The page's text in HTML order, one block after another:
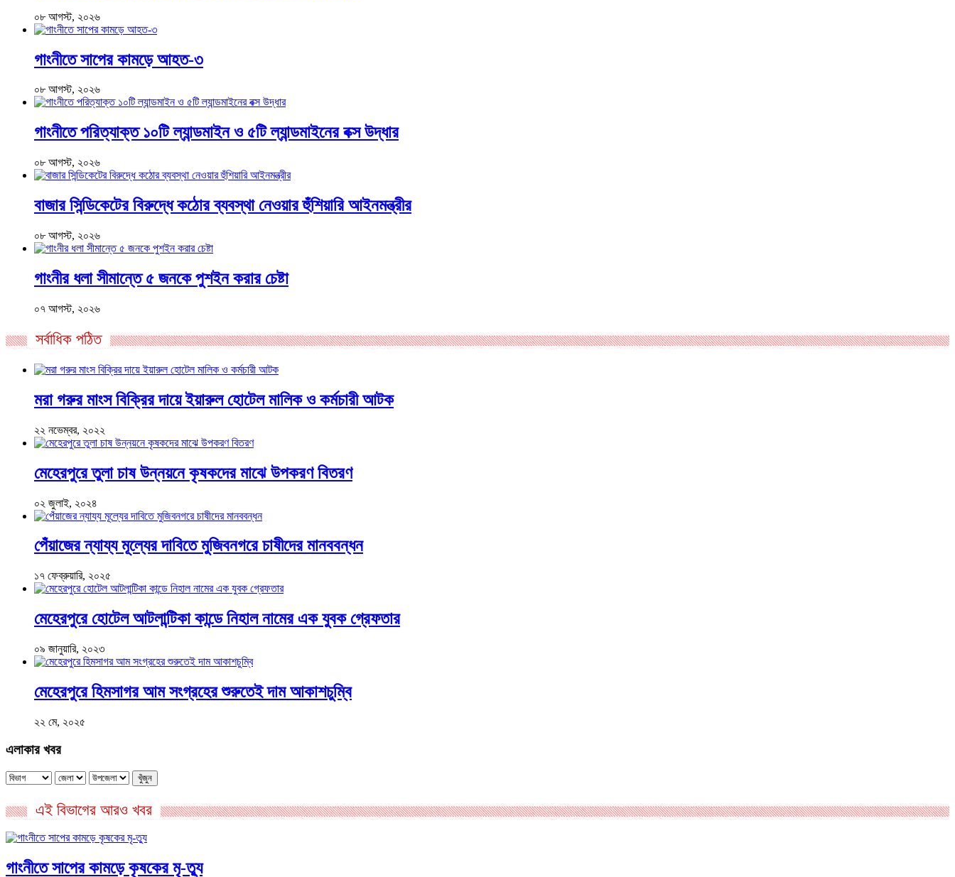
০৮ আগস্ট, ২০২৬
গাংনীতে সাপের কামড়ে আহত-৩
০৮ আগস্ট, ২০২৬
গাংনীতে পরিত্যাক্ত ১০টি ল্যান্ডমাইন ও ৫টি ল্যান্ডমাইনের বক্স উদ্ধার
০৮ আগস্ট, ২০২৬
বাজার সিন্ডিকেটের বিরুদ্ধে কঠোর ব্যবস্থা নেওয়ার হুঁশিয়ারি আইনমন্ত্রীর
০৮ আগস্ট, ২০২৬
গাংনীর ধলা সীমান্তে ৫ জনকে পুশইন করার চেষ্টা
০৭ আগস্ট, ২০২৬
সর্বাধিক পঠিত
মরা গরুর মাংস বিক্রির দায়ে ইয়ারুল হোটেল মালিক ও কর্মচারী আটক
২২ নভেম্বর, ২০২২
মেহেরপুরে তুলা চাষ উন্নয়নে কৃষকদের মাঝে উপকরণ বিতরণ
০২ জুলাই, ২০২৪
পেঁয়াজের ন্যায্য মূল্যের দাবিতে মুজিবনগরে চাষীদের মানববন্ধন
১৭ ফেব্রুয়ারি, ২০২৫
মেহেরপুরে হোটেল আটলান্টিকা কান্ডে নিহাল নামের এক যুবক গ্রেফতার
০৯ জানুয়ারি, ২০২৩
মেহেরপুরে হিমসাগর আম সংগ্রহের শুরুতেই দাম আকাশচুম্বি
২২ মে, ২০২৫
এলাকার খবর
খুঁজুন
এই বিভাগের আরও খবর
গাংনীতে সাপের কামড়ে কৃষকের মৃ-ত্যু